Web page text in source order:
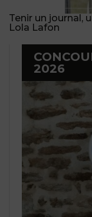
Tenir un journal,
Lola Lafon
2026